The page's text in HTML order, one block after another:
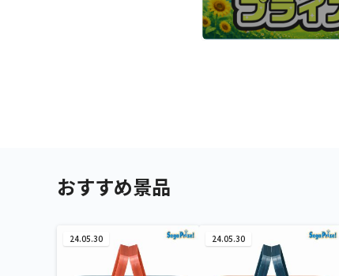
おすすめ景品
24.05.30 24.05.30